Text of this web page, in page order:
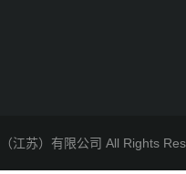
（江苏）有限公司 All Rights